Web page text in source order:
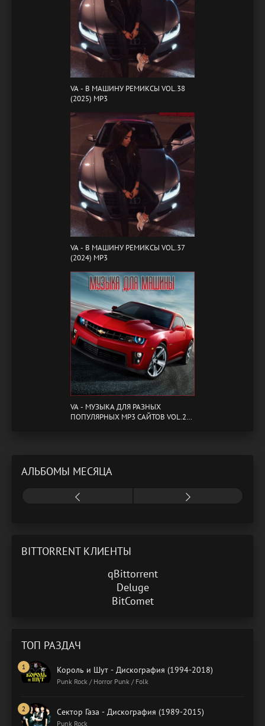
VA - B МАШИНУ РЕМИКСЫ VOL.38
(2025) MP3
VA - B МАШИНУ РЕМИКСЫ VOL.37
(2024) MP3
VA - МУЗЫКА ДЛЯ РАЗНЫХ
ПОПУЛЯРНЫХ MP3 САЙТОВ VOL.20
АЛЬБОМЫ МЕСЯЦА
BITTORRENT КЛИЕНТЫ
qBittorrent
Deluge
BitComet
ТОП РАЗДАЧ
Король и Шут - Дискография (1994-2018)
Punk Rock / Horror Punk / Folk
Сектор Газа - Дискография (1989-2015)
Punk Rock